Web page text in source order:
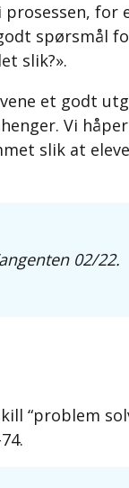
for
spørsmål
slik?».
et godt
Vi
slik at
02/22.
“problem